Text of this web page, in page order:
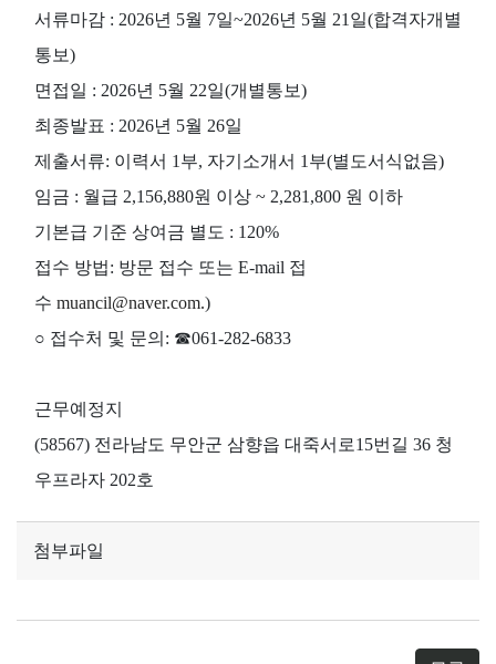
서류마감 : 2026년 5월 7일~2026년 5월 21일(합격자개별
통보)
면접일 : 2026년 5월 22일(개별통보)
최종발표 : 2026년 5월 26일
제출서류: 이력서 1부, 자기소개서 1부(별도서식없음)
임금 : 월급 2,156,880원 이상 ~ 2,281,800 원 이하
기본급 기준 상여금 별도 : 120%
접수 방법: 방문 접수 또는 E-mail 접
수 muancil@naver.com.)
○ 접수처 및 문의: ☎061-282-6833
근무예정지
(58567) 전라남도 무안군 삼향읍 대죽서로15번길 36 청
우프라자 202호
첨부파일